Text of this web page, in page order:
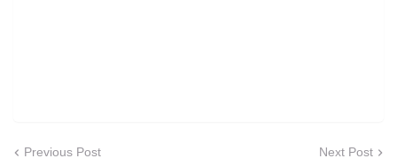
Previous Post Next Post